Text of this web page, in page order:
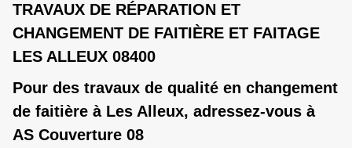
TRAVAUX DE RÉPARATION ET
CHANGEMENT DE FAITIÈRE ET FAITAGE
LES ALLEUX 08400
Pour des travaux de qualité en changement
de faitière à Les Alleux, adressez-vous à
AS Couverture 08